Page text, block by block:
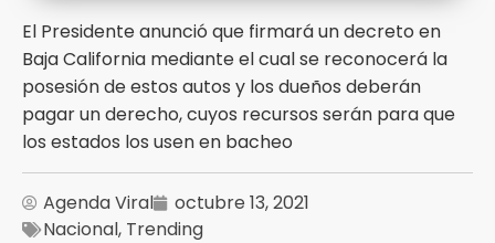
El Presidente anunció que firmará un decreto en
Baja California mediante el cual se reconocerá la
posesión de estos autos y los dueños deberán
pagar un derecho, cuyos recursos serán para que
los estados los usen en bacheo
Agenda Viral
octubre 13, 2021
Nacional, Trending